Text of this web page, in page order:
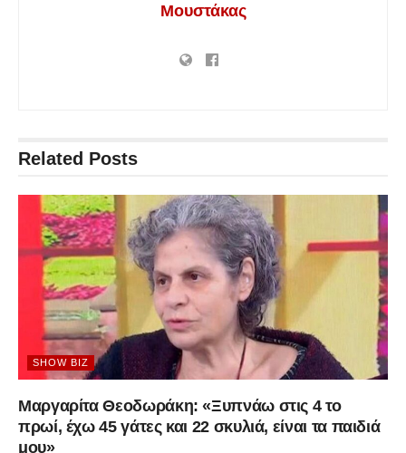
Μουστάκας
Related Posts
SHOW BIZ
Μαργαρίτα Θεοδωράκη: «Ξυπνάω στις 4 το
πρωί, έχω 45 γάτες και 22 σκυλιά, είναι τα παιδιά
μου»